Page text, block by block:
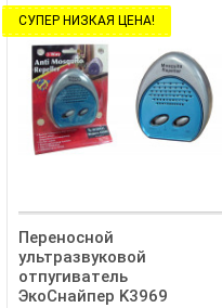
СУПЕР НИЗКАЯ ЦЕНА!
Переносной
ультразвуковой
отпугиватель
ЭкоСнайпер K3969